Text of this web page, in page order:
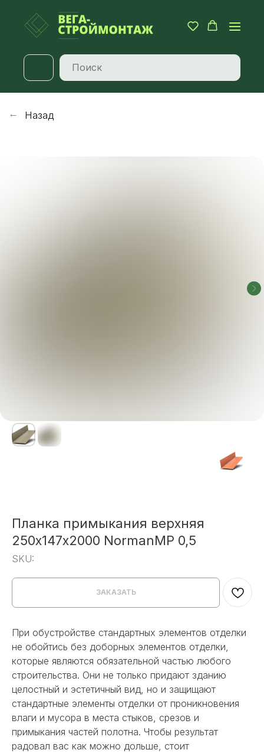
Назад
Планка примыкания верхняя
250х147х2000 NormanMP 0,5
SKU:
ЗАКАЗАТЬ
При обустройстве стандартных элементов отделки
не обойтись без доборных элементов отделки,
которые являются обязательной частью любого
строительства. Они не только придают зданию
целостный и эстетичный вид, но и защищают
стандартные элементы отделки от проникновения
влаги и мусора в места стыков, срезов и
примыкания частей полотна. Чтобы результат
радовал вас как можно дольше, стоит